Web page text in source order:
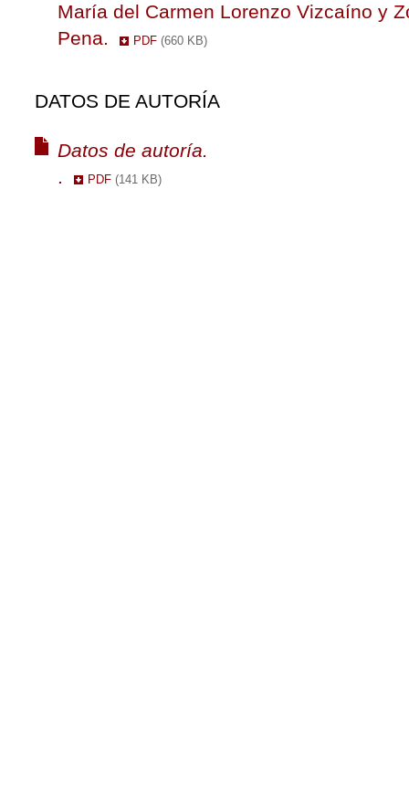
María del Carmen Lorenzo Vizcaíno y
Pena.
PDF(660 KB)
DATOS DE AUTORÍA
Datos de autoría.
.
PDF(141 KB)